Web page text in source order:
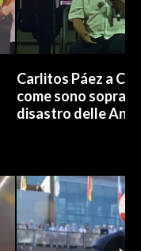
Carlitos Páez a
come sono
disastro delle